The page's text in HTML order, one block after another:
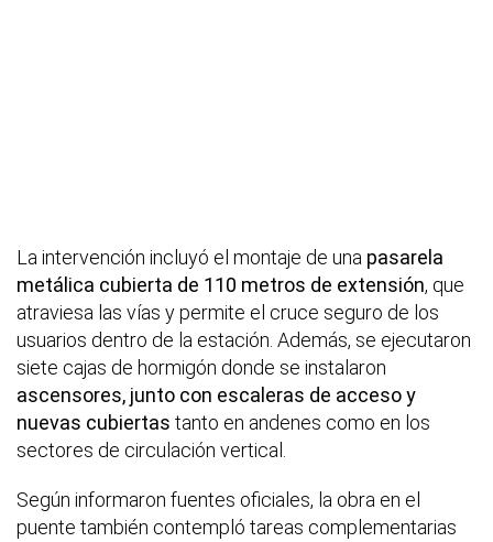
La intervención incluyó el montaje de una pasarela
metálica cubierta de 110 metros de extensión, que
atraviesa las vías y permite el cruce seguro de los
usuarios dentro de la estación. Además, se ejecutaron
siete cajas de hormigón donde se instalaron
ascensores, junto con escaleras de acceso y
nuevas cubiertas tanto en andenes como en los
sectores de circulación vertical.
Según informaron fuentes oficiales, la obra en el
puente también contempló tareas complementarias